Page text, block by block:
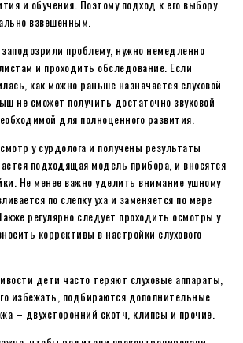
и обучения. Поэтому подход к его выбору
взвешенным.
проблему, нужно немедленно
и проходить обследование. Если
как можно раньше назначается слуховой
не сможет получить достаточно звуковой
для полноценного развития.
у сурдолога и получены результаты
подходящая модель прибора, и вносятся
Не менее важно уделить внимание ушному
по слепку уха и заменяется по мере
регулярно следует проходить осмотры у
коррективы в настройки слухового
дети часто теряют слуховые аппараты,
избежать, подбираются дополнительные
– двухсторонний скотч, клипсы и прочие.